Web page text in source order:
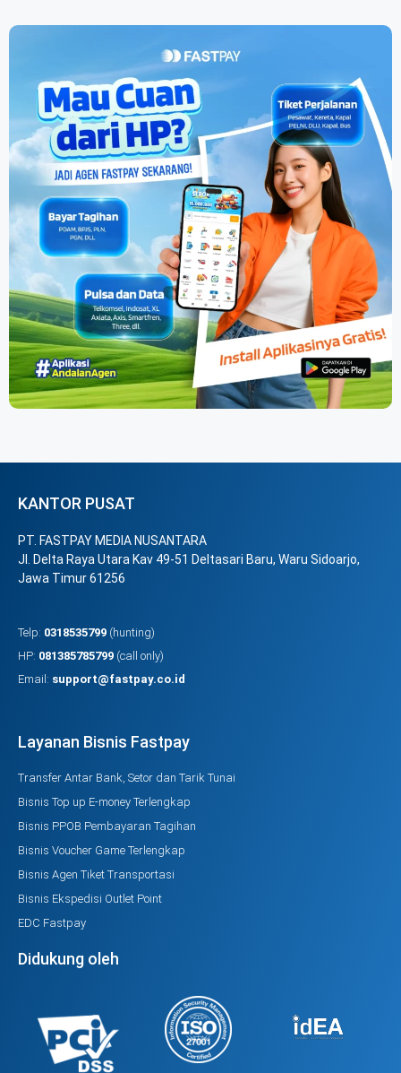
KANTOR PUSAT
PT. FASTPAY MEDIA NUSANTARA
Jl. Delta Raya Utara Kav 49-51 Deltasari Baru, Waru Sidoarjo,
Jawa Timur 61256
Telp: 0318535799 (hunting)
HP: 081385785799 (call only)
Email: support@fastpay.co.id
Layanan Bisnis Fastpay
Transfer Antar Bank, Setor dan Tarik Tunai
Bisnis Top up E-money Terlengkap
Bisnis PPOB Pembayaran Tagihan
Bisnis Voucher Game Terlengkap
Bisnis Agen Tiket Transportasi
Bisnis Ekspedisi Outlet Point
EDC Fastpay
Didukung oleh